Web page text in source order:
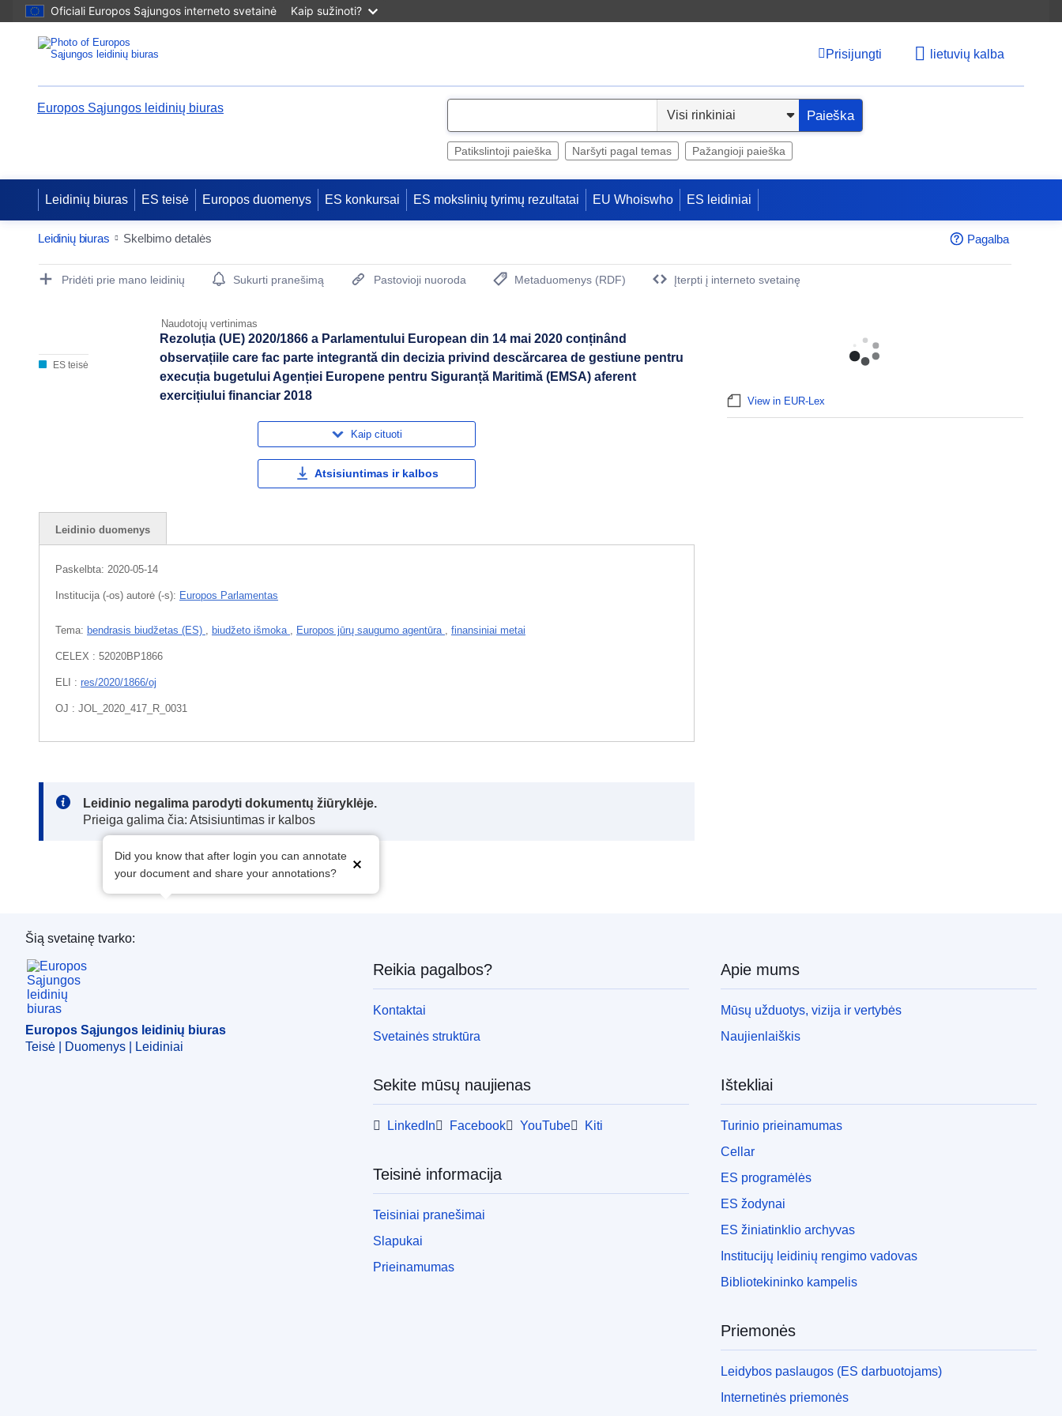
Oficiali Europos Sąjungos interneto svetainė Kaip sužinoti?
Prisijungti lietuvių kalba
Europos Sąjungos leidinių biuras
e
Paieška
Patikslintoji paieška Naršyti pagal temas Pažangioji paieška
Leidinių biuras ES teisė Europos duomenys ES konkursai ES mokslinių tyrimų rezultatai EU Whoiswho ES leidiniai
Leidinių biuras Skelbimo detalės Pagalba
Publication Detail Actions Portlet
Pridėti prie mano leidinių Sukurti pranešimą Pastovioji nuoroda
Metaduomenys (RDF)
Įterpti į interneto svetainę
Naudotojų vertinimas
ES teisė
Rezoluția (UE) 2020/1866 a Parlamentului European din 14 mai 2020 conținând
observațiile care fac parte integrantă din decizia privind descărcarea de gestiune pentru
execuția bugetului Agenției Europene pentru Siguranță Maritimă (EMSA) aferent
exercițiului financiar 2018
Kaip cituoti
Atsisiuntimas ir kalbos
Leidinio duomenys
Paskelbta: 2020-05-14
Institucija (-os) autorė (-s): Europos Parlamentas
Tema: bendrasis biudžetas (ES) , biudžeto išmoka , Europos jūrų saugumo agentūra , finansiniai metai
CELEX : 52020BP1866
ELI : res/2020/1866/oj
OJ : JOL_2020_417_R_0031
Note:
Leidinio negalima parodyti dokumentų žiūryklėje.
Prieiga galima čia: Atsisiuntimas ir kalbos
Did you know that after login you can annotate
your document and share your annotations?
View in EUR-Lex
Europos Sąjungos leidinių biuras
Šią svetainę tvarko:
Europos Sąjungos leidinių biuras
Teisė | Duomenys | Leidiniai
Reikia pagalbos?
Kontaktai
Svetainės struktūra
Sekite mūsų naujienas
LinkedIn Facebook YouTube Kiti
Teisinė informacija
Teisiniai pranešimai
Slapukai
Prieinamumas
Apie mums
Mūsų užduotys, vizija ir vertybės
Naujienlaiškis
Ištekliai
Turinio prieinamumas
Cellar
ES programėlės
ES žodynai
ES žiniatinklio archyvas
Institucijų leidinių rengimo vadovas
Bibliotekininko kampelis
Priemonės
Leidybos paslaugos (ES darbuotojams)
Internetinės priemonės